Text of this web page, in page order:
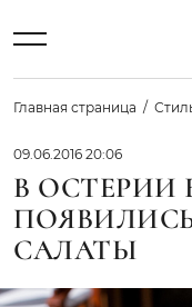
Главная страница
09.06.2016 20:06
В ОСТЕРИИ
САЛАТЫ